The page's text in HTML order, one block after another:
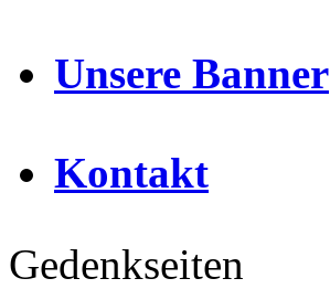
Unsere Banner
Kontakt
Gedenkseiten